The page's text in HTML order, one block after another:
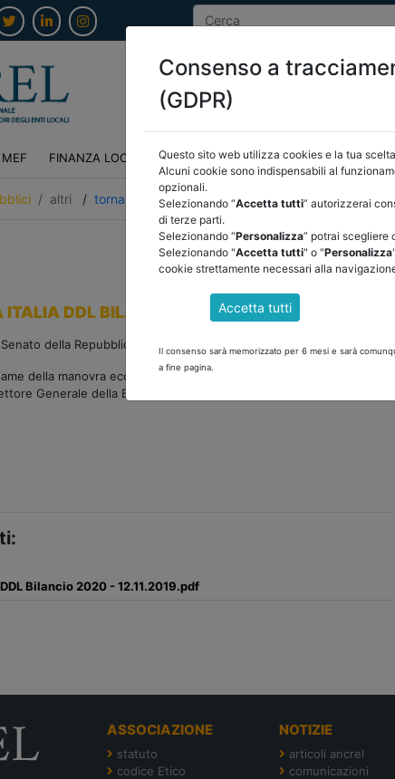
MEF FINANZA LOCALE/OSSERVATORIO NORMATIVA
altri / torna indietro
DOCUMENTI
ITALIA DDL BILANCIO 2020
della Repubblica (Programmazione economica e bilancio) e
della manovra economica per il triennio 2020-2022
Generale della Banca d’Italia Luigi Federico Signorini
Bilancio 2020 - 12.11.2019.pdf
ASSOCIAZIONE
statuto
codice Etico
NOTIZIE
articoli ancrel
comunicazioni
Consenso a
(GDPR)
Questo sito web utilizza cookies e la tua
Alcuni cookie sono indispensabili al
opzionali.
Selezionando “Accetta tutti” autorizzerai
di terze parti.
Selezionando “Personalizza” potrai scegliere
Selezionando "Accetta tutti" o "Personalizza
cookie strettamente necessari alla
Accetta tutti
Il consenso sarà memorizzato per 6 mesi e sarà
a fine pagina.